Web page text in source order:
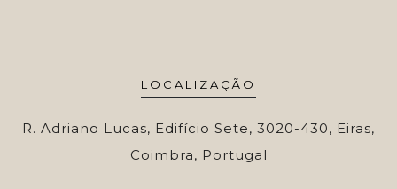
LOCALIZAÇÃO
R. Adriano Lucas, Edifício Sete, 3020-430, Eiras,
Coimbra, Portugal